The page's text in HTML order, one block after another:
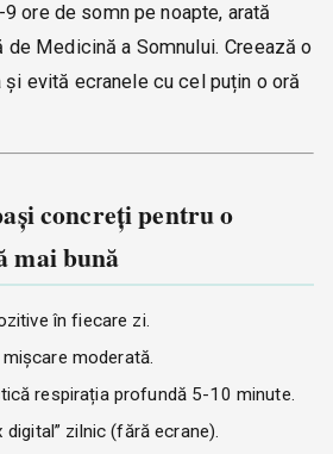
ore de somn pe noapte, arată
Medicină a Somnului. Creează o
și evită ecranele cu cel puțin o oră
concreți pentru o
mai bună
în fiecare zi.
moderată.
respirația profundă 5-10 minute.
zilnic (fără ecrane).